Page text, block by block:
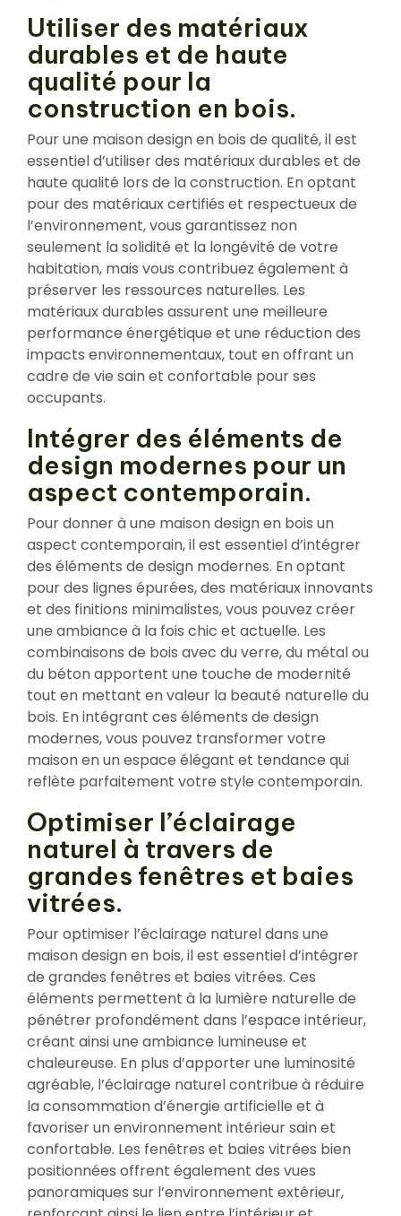
Utiliser des matériaux
durables et de haute
qualité pour la
construction en bois.
Pour une maison design en bois de qualité, il est
essentiel d’utiliser des matériaux durables et de
haute qualité lors de la construction. En optant
pour des matériaux certifiés et respectueux de
l’environnement, vous garantissez non
seulement la solidité et la longévité de votre
habitation, mais vous contribuez également à
préserver les ressources naturelles. Les
matériaux durables assurent une meilleure
performance énergétique et une réduction des
impacts environnementaux, tout en offrant un
cadre de vie sain et confortable pour ses
occupants.
Intégrer des éléments de
design modernes pour un
aspect contemporain.
Pour donner à une maison design en bois un
aspect contemporain, il est essentiel d’intégrer
des éléments de design modernes. En optant
pour des lignes épurées, des matériaux innovants
et des finitions minimalistes, vous pouvez créer
une ambiance à la fois chic et actuelle. Les
combinaisons de bois avec du verre, du métal ou
du béton apportent une touche de modernité
tout en mettant en valeur la beauté naturelle du
bois. En intégrant ces éléments de design
modernes, vous pouvez transformer votre
maison en un espace élégant et tendance qui
reflète parfaitement votre style contemporain.
Optimiser l’éclairage
naturel à travers de
grandes fenêtres et baies
vitrées.
Pour optimiser l’éclairage naturel dans une
maison design en bois, il est essentiel d’intégrer
de grandes fenêtres et baies vitrées. Ces
éléments permettent à la lumière naturelle de
pénétrer profondément dans l’espace intérieur,
créant ainsi une ambiance lumineuse et
chaleureuse. En plus d’apporter une luminosité
agréable, l’éclairage naturel contribue à réduire
la consommation d’énergie artificielle et à
favoriser un environnement intérieur sain et
confortable. Les fenêtres et baies vitrées bien
positionnées offrent également des vues
panoramiques sur l’environnement extérieur,